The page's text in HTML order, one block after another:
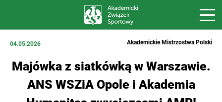
04.05.2026 Akademickie Mistrzostwa Polski
Majówka z siatkówką w Warszawie.
ANS WSZiA Opole i Akademia